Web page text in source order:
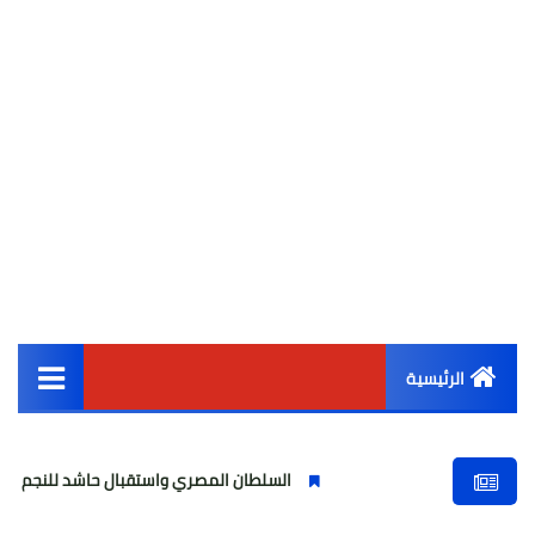
الرئيسية
أخبار مصر
السلطان المصري واستقبال حاشد للنجم المصري